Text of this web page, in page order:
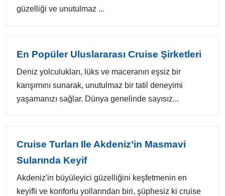
güzelliği ve unutulmaz ...
En Popüler Uluslararası Cruise Şirketleri
Deniz yolculukları, lüks ve maceranın eşsiz bir
karışımını sunarak, unutulmaz bir tatil deneyimi
yaşamanızı sağlar. Dünya genelinde sayısız...
Cruise Turları Ile Akdeniz’in Masmavi
Sularında Keyif
Akdeniz'in büyüleyici güzelliğini keşfetmenin en
keyifli ve konforlu yollarından biri, şüphesiz ki cruise